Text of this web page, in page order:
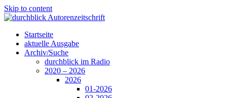
Skip to content
Startseite
aktuelle Ausgabe
Archiv/Suche
durchblick im Radio
2020 – 2026
2026
01-2026